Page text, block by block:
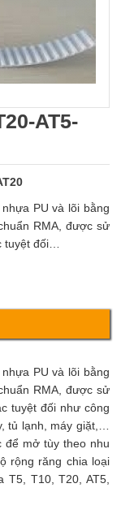
AT5-
PU và lõi bằng
RMA, được sử
tuyệt đối…
PU và lõi bằng
RMA, được sử
tuyệt đối như công
tủ lạnh, máy giặt,…
để mở tùy theo nhu
rộng răng chia loại
T5, T10, T20, AT5,